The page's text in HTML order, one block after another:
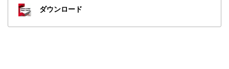
ダウンロード